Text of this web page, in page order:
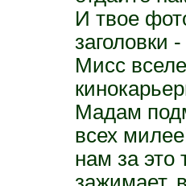
И твое
заголовки
Мисс
Мадам
всех
нам за это